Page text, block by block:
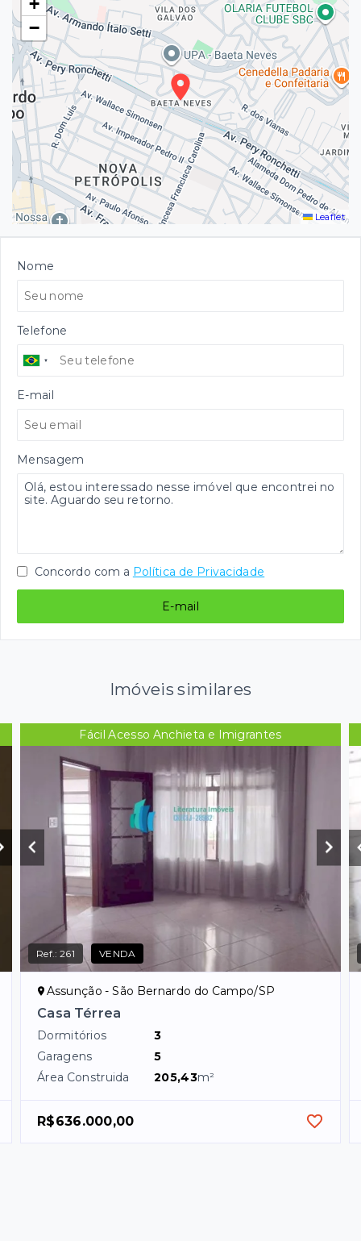
−
Leaflet
Nome
Telefone
E-mail
Mensagem
Concordo com a Política de Privacidade
E-mail
Imóveis similares
Fácil Acesso Anchieta e Imigrantes
Ref.:261 VENDA
Assunção - São Bernardo do Campo/SP
Casa Térrea
Dormitórios
3
Garagens
5
Área Construida
205,43m²
R$636.000,00